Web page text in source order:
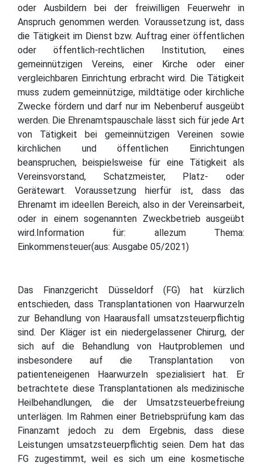
oder Ausbildern bei der freiwilligen Feuerwehr in
Anspruch genommen werden. Voraussetzung ist, dass
die Tätigkeit im Dienst bzw. Auftrag einer öffentlichen
oder öffentlich-rechtlichen Institution, eines
gemeinnützigen Vereins, einer Kirche oder einer
vergleichbaren Einrichtung erbracht wird. Die Tätigkeit
muss zudem gemeinnützige, mildtätige oder kirchliche
Zwecke fördern und darf nur im Nebenberuf ausgeübt
werden. Die Ehrenamtspauschale lässt sich für jede Art
von Tätigkeit bei gemeinnützigen Vereinen sowie
kirchlichen und öffentlichen Einrichtungen
beanspruchen, beispielsweise für eine Tätigkeit als
Vereinsvorstand, Schatzmeister, Platz- oder
Gerätewart. Voraussetzung hierfür ist, dass das
Ehrenamt im ideellen Bereich, also in der Vereinsarbeit,
oder in einem sogenannten Zweckbetrieb ausgeübt
wird.Information für: allezum Thema:
Einkommensteuer(aus: Ausgabe 05/2021)
Das Finanzgericht Düsseldorf (FG) hat kürzlich
entschieden, dass Transplantationen von Haarwurzeln
zur Behandlung von Haarausfall umsatzsteuerpflichtig
sind. Der Kläger ist ein niedergelassener Chirurg, der
sich auf die Behandlung von Hautproblemen und
insbesondere auf die Transplantation von
patienteneigenen Haarwurzeln spezialisiert hat. Er
betrachtete diese Transplantationen als medizinische
Heilbehandlungen, die der Umsatzsteuerbefreiung
unterlägen. Im Rahmen einer Betriebsprüfung kam das
Finanzamt jedoch zu dem Ergebnis, dass diese
Leistungen umsatzsteuerpflichtig seien. Dem hat das
FG zugestimmt, weil es sich um eine kosmetische